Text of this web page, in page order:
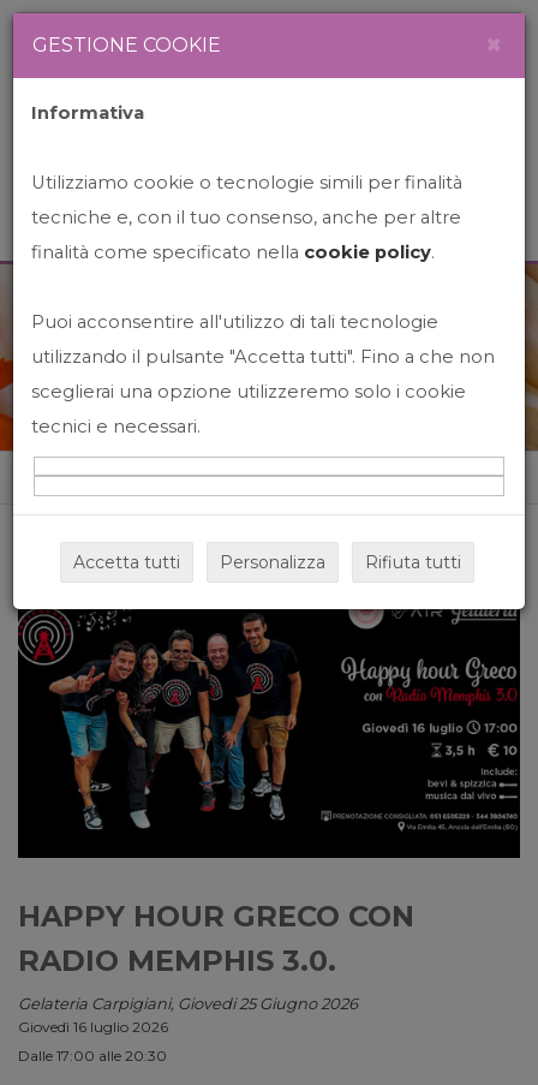
News&Events
Home News&events
HAPPY HOUR GRECO CON
RADIO MEMPHIS 3.0.
Gelateria Carpigiani, Giovedi 25 Giugno 2026
Giovedì 16 luglio 2026
Dalle 17:00 alle 20:30
GESTIONE COOKIE ×
Informativa
Utilizziamo cookie o tecnologie simili per finalità
tecniche e, con il tuo consenso, anche per altre
finalità come specificato nella cookie policy.
Puoi acconsentire all'utilizzo di tali tecnologie
utilizzando il pulsante "Accetta tutti". Fino a che non
sceglierai una opzione utilizzeremo solo i cookie
tecnici e necessari.
Accetta tutti Personalizza Rifiuta tutti